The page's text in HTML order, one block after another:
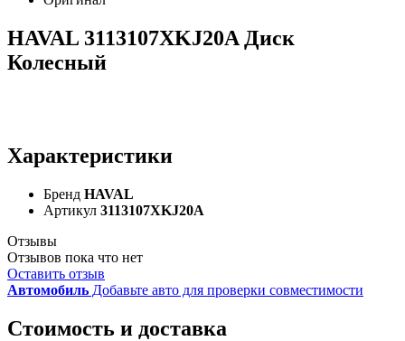
HAVAL 3113107XKJ20A Диск
Колесный
Характеристики
Бренд HAVAL
Артикул 3113107XKJ20A
Отзывы
Отзывов пока что нет
Оставить отзыв
Автомобиль Добавьте авто для проверки совместимости
Стоимость и доставка